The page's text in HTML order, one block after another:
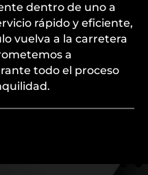
dentro de uno a
rápido y eficiente,
vuelva a la carretera
a
todo el proceso